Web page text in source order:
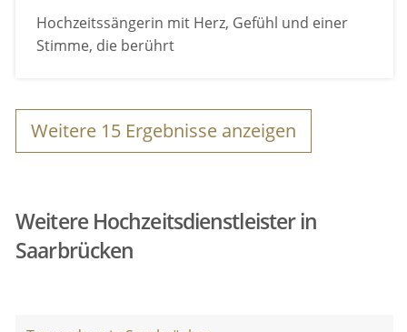
Hochzeitssängerin mit Herz, Gefühl und einer
Stimme, die berührt
Weitere 15 Ergebnisse anzeigen
Weitere Hochzeitsdienstleister in
Saarbrücken